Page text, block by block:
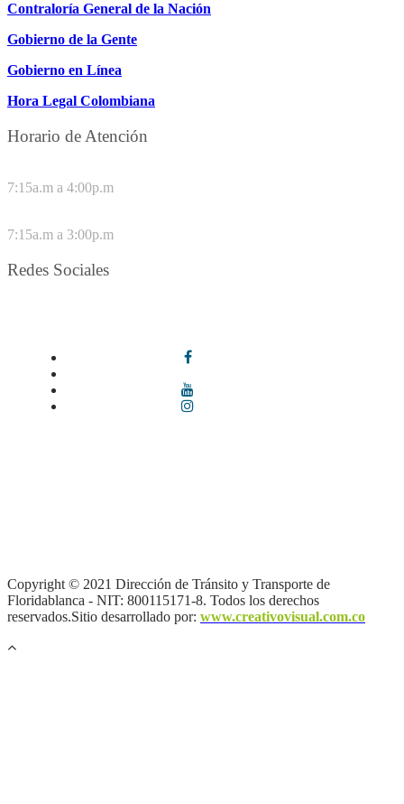
Contraloría General de la Nación
Gobierno de la Gente
Gobierno en Línea
Hora Legal Colombiana
Horario de Atención
7:15a.m a 4:00p.m
7:15a.m a 3:00p.m
Redes Sociales
Copyright © 2021 Dirección de Tránsito y Transporte de
Floridablanca - NIT: 800115171-8. Todos los derechos
reservados.Sitio desarrollado por: www.creativovisual.com.co